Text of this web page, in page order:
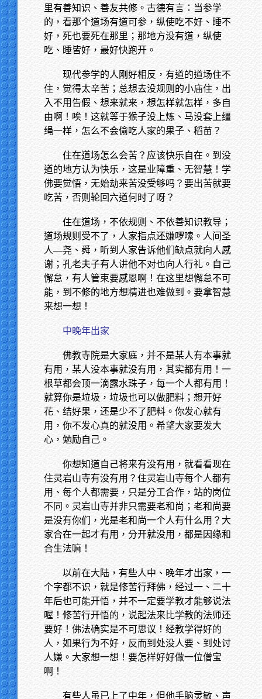
里有善知识、善友共修。古德有言：当参学
的，看那个道场有道可参，纵使吃不好、睡不
好，死也要死在那里；那地方没有道，纵使
吃、睡皆好，最好快跑开。
现代参学的人刚好相反，有道的道场住不
住，觉得太辛苦；总想去没规则的小庙住，出
入不用告假、想来就来，想怎样就怎样，多自
由啊！唉！这就等于猴子没上炼、马没套上缰
绳一样，怎么不会偷吃人家的果子、稻苗？
住在道场怎么会苦？应该快乐自在。到没
道的地方认为快乐，这是业障重、无智慧！学
佛要觉悟，无始劫来苦没受够吗？要出苦就要
吃苦，否则轮回六道何时了呀？
住在道场，不依规则、不依善知识教导；
道场规则受不了，人家指点还嫌啰嗦。人间圣
人—尧、舜，听到人家告诉他们缺点就向人感
谢；孔老夫子有人讲他不对也向人行礼。自己
懈怠，有人管束要感恩啊！在这里想懈怠不可
能，到不修的地方想精进也难做到。要拿智慧
来想一想！
中晚年出家
佛教寺院是大家庭，并不是某人有本事就
有用，某人没本事就没有用，其实都有用！一
根草都会顶一滴露水珠子，每一个人都有用！
就算你是垃圾，垃圾也可以做肥料；想开好
花、结好果，还是少不了肥料。你发心就有
用，你不发心真的就没用。希望大家要发大
心，勉励自己。
你想知道自己将来有没有用，就看看现在
住灵岩山寺有没有用？住灵岩山寺每个人都有
用、每个人都需要，只是分工合作，站的岗位
不同。灵岩山寺并非只需要老和尚；老和尚要
是没有你们，光是老和尚一个人有什么用？大
家合在一起才有用，分开就没用，都是因缘和
合生法嘛！
以前在大陆，有些人中、晚年才出家，一
个字都不识，就是修苦行拜佛，经过一、二十
年后也可能开悟，并不一定要学教才能够说法
喔！修苦行开悟的，说起法来比学教的法师还
要好！佛法确实是不可思议！经教学得好的
人，如果行为不好，反而到处没人要、到处讨
人嫌。大家想一想！要怎样好好做一位僧宝
啊！
有些人虽已上了中年，但他手脑灵敏、声